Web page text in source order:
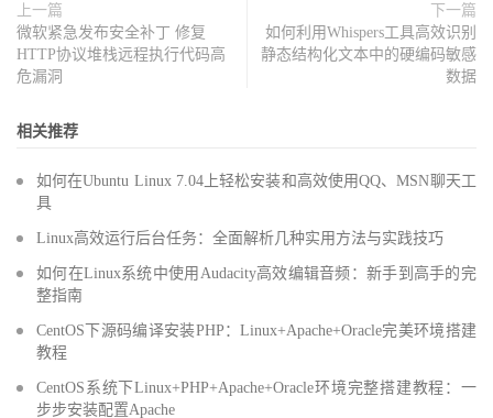
上一篇
微软紧急发布安全补丁 修复
HTTP协议堆栈远程执行代码高
危漏洞
下一篇
如何利用Whispers工具高效识别
静态结构化文本中的硬编码敏感
数据
相关推荐
如何在Ubuntu Linux 7.04上轻松安装和高效使用QQ、MSN聊天工
具
Linux高效运行后台任务：全面解析几种实用方法与实践技巧
如何在Linux系统中使用Audacity高效编辑音频：新手到高手的完
整指南
CentOS下源码编译安装PHP：Linux+Apache+Oracle完美环境搭建
教程
CentOS系统下Linux+PHP+Apache+Oracle环境完整搭建教程：一
步步安装配置Apache